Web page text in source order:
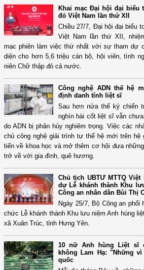
Khai mạc Đại hội đại biểu
đỏ Việt Nam lần thứ XII
Chiều 27/7, Đại hội đại biểu
Việt Nam lần thứ XII,
mạc phiên làm việc thứ nhất với sự tham dự
diện cho hơn 5,6 triệu cán bộ, hội viên, tình
niên Chữ thập đỏ cả nước.
Công nghệ ADN thế hệ
định danh tính liệt sĩ
Sau hơn nửa thế kỷ chiến
nghìn hài cốt liệt sĩ vẫn
do ADN bị phân hủy nghiêm trọng. Việc các
chủ công nghệ giải trình tự thế hệ mới trên hệ
tiến về khoa học và mở thêm cơ hội đưa
trở về với gia đình, quê hương.
Chủ tịch UBTƯ MTTQ
dự Lễ khánh thành Khu
Công an nhân dân Bùi Thị
Ngày 25/7, Bộ Công an
chức Lễ khánh thành Khu lưu niệm Anh hùng
xã Xuân Trúc, tỉnh Hưng Yên.
10 nữ Anh hùng Liệt sĩ
không Lam Hạ: "Những
quốc